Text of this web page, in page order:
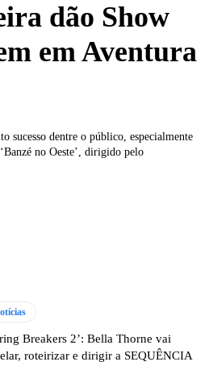
dão Show
em Aventura
sucesso dentre o público, especialmente
no Oeste’, dirigido pelo
Breakers 2’: Bella Thorne vai
roteirizar e dirigir a SEQUÊNCIA